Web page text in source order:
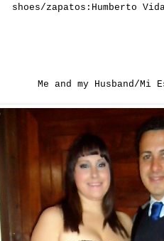
shoes/zapatos:Humberto
Me and my Husband/Mi